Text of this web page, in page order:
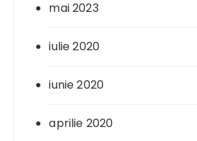
mai 2023
iulie 2020
iunie 2020
aprilie 2020